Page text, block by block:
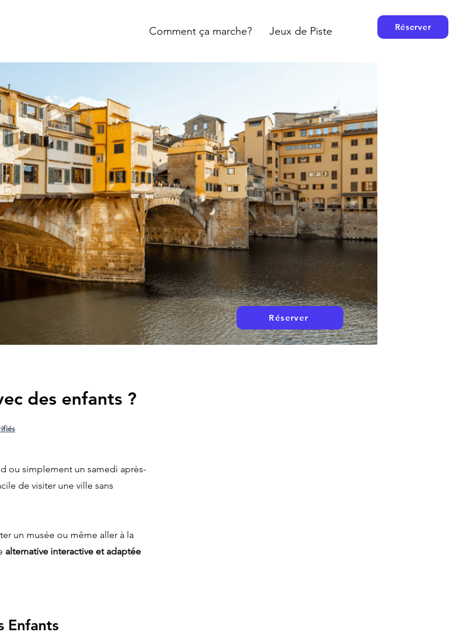
Comment ça marche? Jeux de Piste Réserver
Réserver
des enfants ?
ou simplement un samedi après-
de visiter une ville sans
un musée ou même aller à la
alternative interactive et adaptée
Enfants